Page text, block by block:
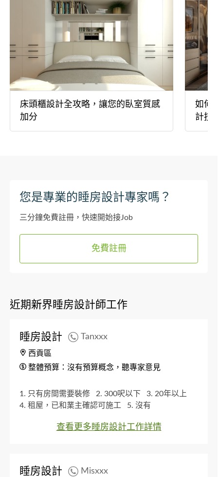
床頭櫃設計全攻略，讓您的臥室質感
加分
如何
計技
您是專業的睡房設計專家嗎？
三分鐘免費註冊，快速開始接Job
免費註冊
近期新界睡房設計師工作
睡房設計 Tanxxx
西貢區
整體預算：沒有預算概念，聽專家意見
1. 只有房間需要裝修 2. 300呎以下
3. 20年以上
4. 租屋，已和業主確認可施工
5. 沒有
查看更多睡房設計工作詳情
睡房設計 Misxxx